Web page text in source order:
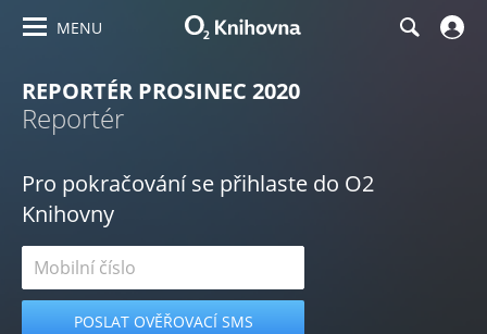
MENU
REPORTÉR PROSINEC 2020
Reportér
Pro pokračování se přihlaste do O2
Knihovny